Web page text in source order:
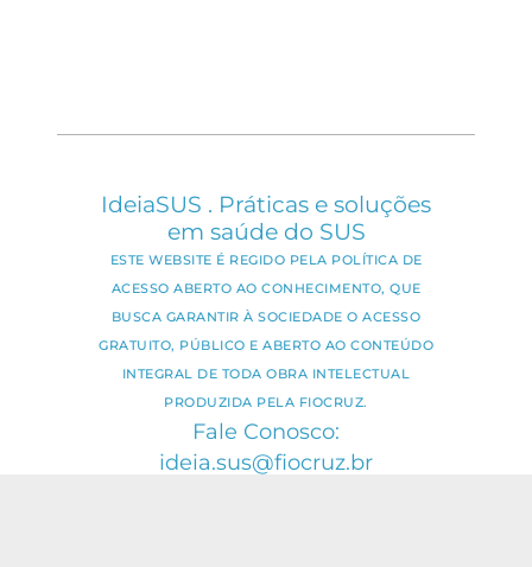
IdeiaSUS . Práticas e soluções
em saúde do SUS
ESTE WEBSITE É REGIDO PELA POLÍTICA DE
ACESSO ABERTO AO CONHECIMENTO, QUE
BUSCA GARANTIR À SOCIEDADE O ACESSO
GRATUITO, PÚBLICO E ABERTO AO CONTEÚDO
INTEGRAL DE TODA OBRA INTELECTUAL
PRODUZIDA PELA FIOCRUZ.
Fale Conosco:
ideia.sus@fiocruz.br